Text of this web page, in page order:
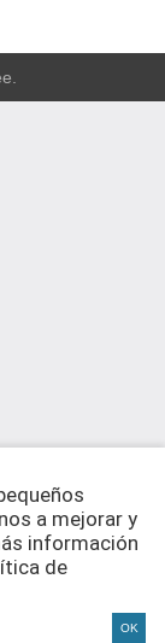
a mejorar y
información
de
OK